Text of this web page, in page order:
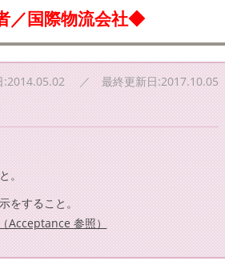
／国際物流会社◆
:2014.05.02 ／ 最終更新日:2017.10.05
。
をすること。
（Acceptance 参照）